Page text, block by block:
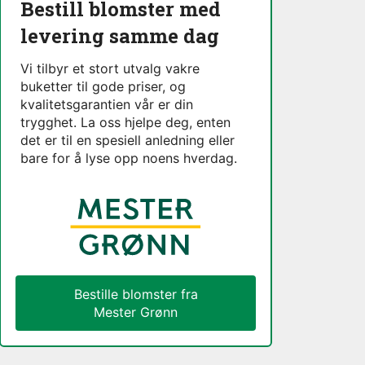
Bestill blomster med
levering samme dag
Vi tilbyr et stort utvalg vakre
buketter til gode priser, og
kvalitetsgarantien vår er din
trygghet. La oss hjelpe deg, enten
det er til en spesiell anledning eller
bare for å lyse opp noens hverdag.
Bestille blomster fra
Mester Grønn